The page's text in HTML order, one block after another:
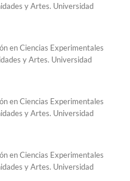
y Artes. Universidad
en Ciencias Experimentales
y Artes. Universidad
en Ciencias Experimentales
y Artes. Universidad
en Ciencias Experimentales
y Artes. Universidad